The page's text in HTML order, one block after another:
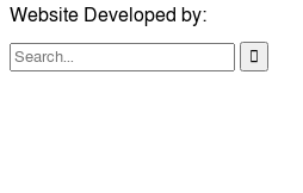
Website Developed by: